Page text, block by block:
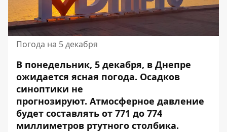
Погода на 5 декабря
В понедельник, 5 декабря, в Днепре
ожидается ясная погода. Осадков
синоптики не
прогнозируют. Атмосферное давление
будет составлять от 771 до 774
миллиметров ртутного столбика.